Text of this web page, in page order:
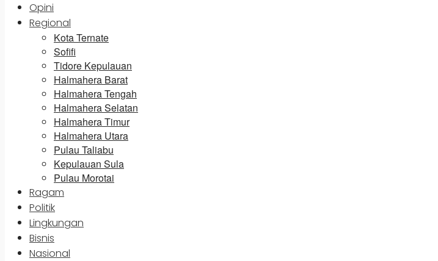
Opini
Regional
Kota Ternate
Sofifi
Tidore Kepulauan
Halmahera Barat
Halmahera Tengah
Halmahera Selatan
Halmahera Timur
Halmahera Utara
Pulau Taliabu
Kepulauan Sula
Pulau Morotai
Ragam
Politik
Lingkungan
Bisnis
Nasional